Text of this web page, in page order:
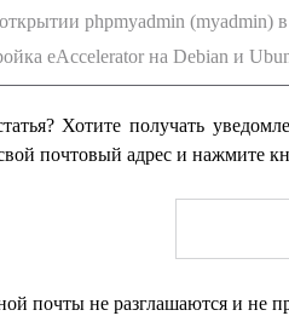
phpmyadmin (myadmin)
eAccelerator на Debian и
Хотите получать
почтовый адрес и нажмите
почты не разглашаются и не